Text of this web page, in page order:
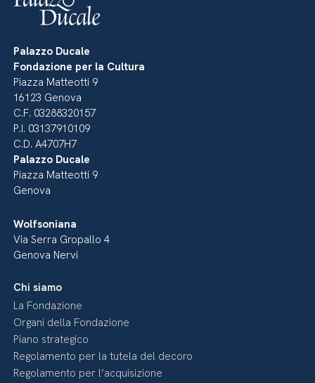
Palazzo Ducale
Fondazione per la Cultura
Piazza Matteotti 9
16123 Genova
C.F. 03288320157
P.I. 03137910109
C.D. A4707H7
Palazzo Ducale
Piazza Matteotti 9
Genova
Wolfsoniana
Via Serra Gropallo 4
Genova Nervi
Chi siamo
La Fondazione
Organi della Fondazione
Piano strategico
Regolamento per la tutela del decoro
Regolamento per l’acquisizione